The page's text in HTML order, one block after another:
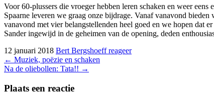
Voor 60-plussers die vroeger hebben leren schaken en weer
Spaarne leveren we graag onze bijdrage. Vanaf vanavond
vanavond met vier belangstellenden heel goed en we hopen dat
Sander ingewijd in de geheimen van de opening, deden
12 januari 2018 Bert Bergshoeffreageer
Bericht
navigatie
← Muziek, poëzie en schaken
Na de oliebollen: Tata!! →
Plaats een reactie